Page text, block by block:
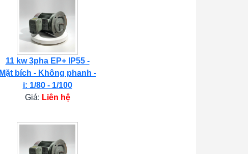
11 kw 3pha EP+ IP55 -
Mặt bích - Không phanh -
i: 1/80 - 1/100
Giá: Liên hệ